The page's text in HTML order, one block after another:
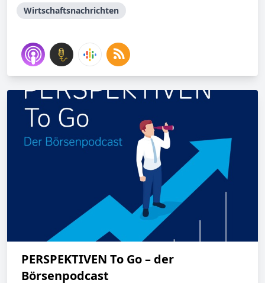
Wirtschaftsnachrichten
PERSPEKTIVEN To Go – der
Börsenpodcast